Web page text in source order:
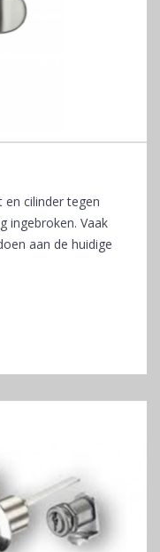
en cilinder tegen
ingebroken. Vaak
aan de huidige